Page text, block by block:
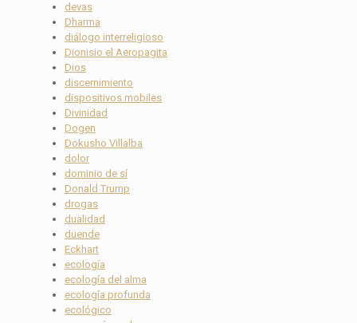
devas
Dharma
diálogo interreligioso
Dionisio el Aeropagita
Dios
discernimiento
dispositivos mobiles
Divinidad
Dogen
Dokusho Villalba
dolor
dominio de sí
Donald Trump
drogas
dualidad
duende
Eckhart
ecología
ecología del alma
ecología profunda
ecológico